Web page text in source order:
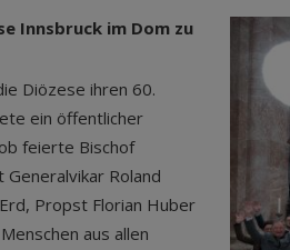
Innsbruck im Dom zu
Diözese ihren 60.
ein öffentlicher
feierte Bischof
Roland
Propst Florian Huber
aus allen